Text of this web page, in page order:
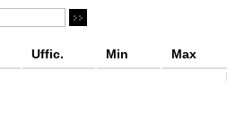
Uffic. Min Max